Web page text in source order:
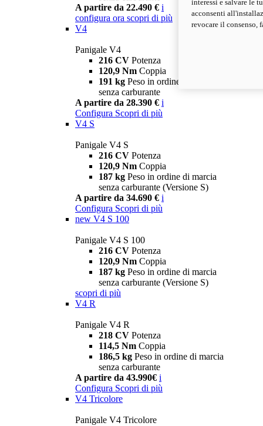
A partire da 22.490 € i
configura ora scopri di più
V4
Panigale V4
216 CV Potenza
120,9 Nm Coppia
191 kg Peso in ordine di marcia
senza carburante
A partire da 28.390 € i
Configura Scopri di più
V4 S
Panigale V4 S
216 CV Potenza
120,9 Nm Coppia
187 kg Peso in ordine di marcia
senza carburante (Versione S)
A partire da 34.690 € i
Configura Scopri di più
new V4 S 100
Panigale V4 S 100
216 CV Potenza
120,9 Nm Coppia
187 kg Peso in ordine di marcia
senza carburante (Versione S)
scopri di più
V4 R
Panigale V4 R
218 CV Potenza
114,5 Nm Coppia
186,5 kg Peso in ordine di marcia
senza carburante
A partire da 43.990€ i
Configura Scopri di più
V4 Tricolore
Panigale V4 Tricolore
interessi e salvare le
acconsenti
revocare il consenso,